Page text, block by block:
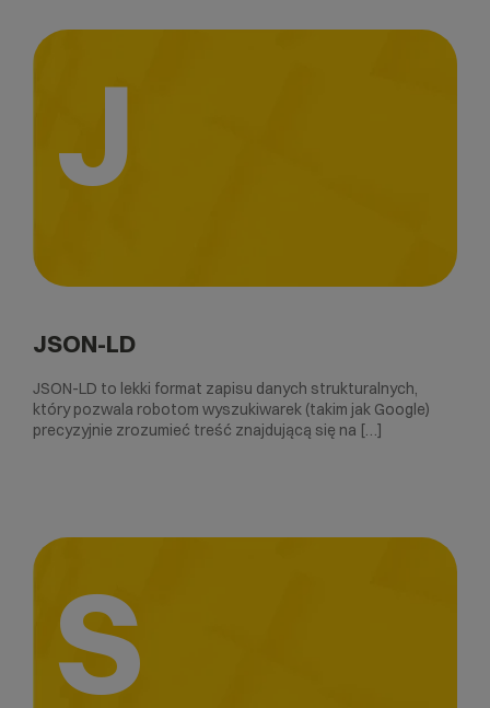
J
JSON-LD
JSON-LD to lekki format zapisu danych strukturalnych,
który pozwala robotom wyszukiwarek (takim jak Google)
precyzyjnie zrozumieć treść znajdującą się na […]
S